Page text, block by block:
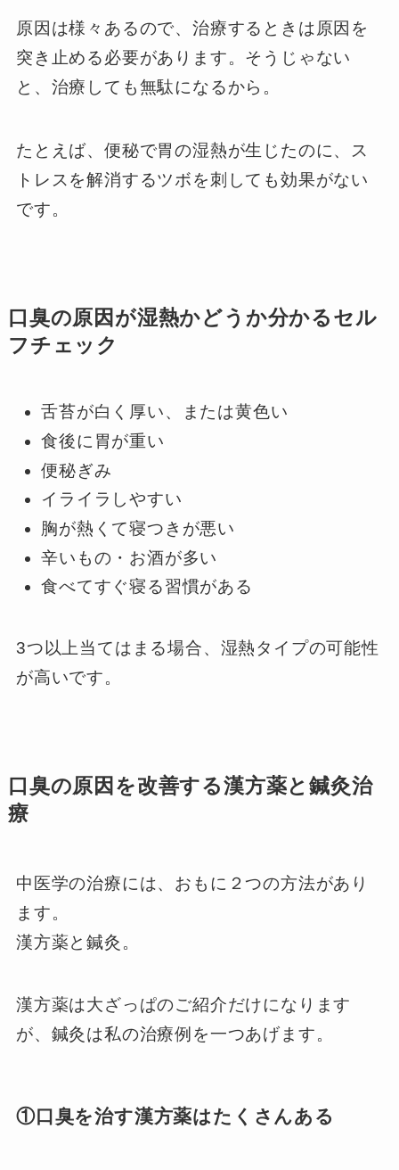
原因は様々あるので、治療するときは原因を
突き止める必要があります。そうじゃない
と、治療しても無駄になるから。
たとえば、便秘で胃の湿熱が生じたのに、ス
トレスを解消するツボを刺しても効果がない
です。
口臭の原因が湿熱かどうか分かるセル
フチェック
舌苔が白く厚い、または黄色い
食後に胃が重い
便秘ぎみ
イライラしやすい
胸が熱くて寝つきが悪い
辛いもの・お酒が多い
食べてすぐ寝る習慣がある
3つ以上当てはまる場合、湿熱タイプの可能性
が高いです。
口臭の原因を改善する漢方薬と鍼灸治
療
中医学の治療には、おもに２つの方法があり
ます。
漢方薬と鍼灸。
漢方薬は大ざっぱのご紹介だけになります
が、鍼灸は私の治療例を一つあげます。
①口臭を治す漢方薬はたくさんある